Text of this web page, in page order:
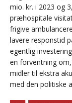
mio. kr. i 2023 og
præhospitale
frigive
lavere responstid
egentlig
en forventning
midler til ekstra
med den politiske